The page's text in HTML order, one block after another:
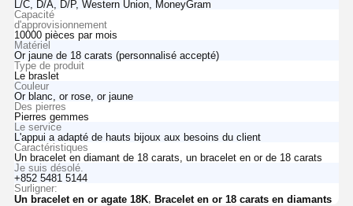
L/C, D/A, D/P, Western Union, MoneyGram
Capacité
d'approvisionnement
10000 pièces par mois
Matériel
Or jaune de 18 carats (personnalisé accepté)
Type de produit
Le braslet
Couleur
Or blanc, or rose, or jaune
Des pierres
Pierres gemmes
Le service
L'appui a adapté de hauts bijoux aux besoins du client
Caractéristiques
Un bracelet en diamant de 18 carats, un bracelet en or de 18 carats
Je suis désolé.
+852 5481 5144
Surligner:
Un bracelet en or agate 18K, Bracelet en or 18 carats en diamants